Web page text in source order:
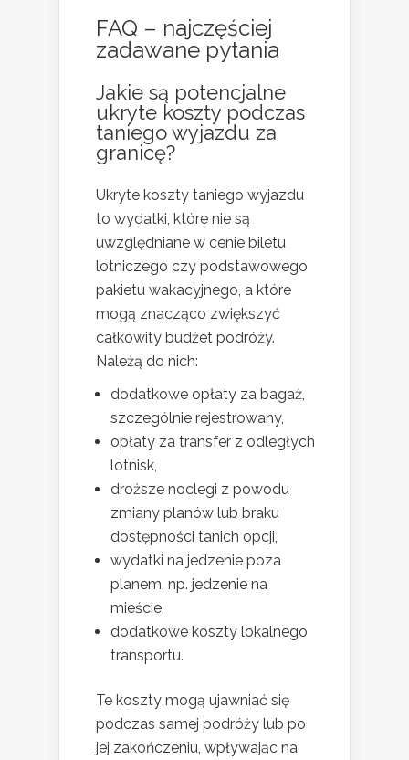
FAQ – najczęściej
zadawane pytania
Jakie są potencjalne
ukryte koszty podczas
taniego wyjazdu za
granicę?
Ukryte koszty taniego wyjazdu
to wydatki, które nie są
uwzględniane w cenie biletu
lotniczego czy podstawowego
pakietu wakacyjnego, a które
mogą znacząco zwiększyć
całkowity budżet podróży.
Należą do nich:
dodatkowe opłaty za bagaż,
szczególnie rejestrowany,
opłaty za transfer z odległych
lotnisk,
droższe noclegi z powodu
zmiany planów lub braku
dostępności tanich opcji,
wydatki na jedzenie poza
planem, np. jedzenie na
mieście,
dodatkowe koszty lokalnego
transportu.
Te koszty mogą ujawniać się
podczas samej podróży lub po
jej zakończeniu, wpływając na